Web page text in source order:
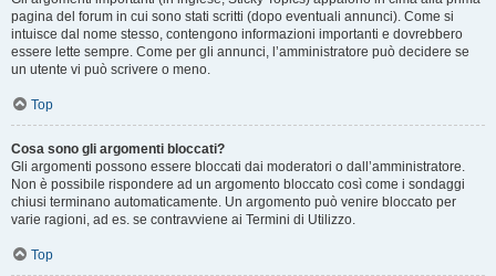
pagina del forum in cui sono stati scritti (dopo eventuali annunci). Come si
intuisce dal nome stesso, contengono informazioni importanti e dovrebbero
essere lette sempre. Come per gli annunci, l’amministratore può decidere se
un utente vi può scrivere o meno.
Top
Cosa sono gli argomenti bloccati?
Gli argomenti possono essere bloccati dai moderatori o dall’amministratore.
Non è possibile rispondere ad un argomento bloccato così come i sondaggi
chiusi terminano automaticamente. Un argomento può venire bloccato per
varie ragioni, ad es. se contravviene ai Termini di Utilizzo.
Top